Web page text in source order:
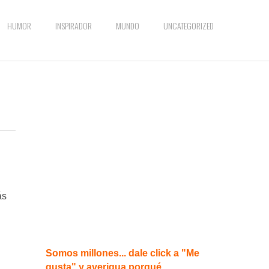
HUMOR INSPIRADOR MUNDO UNCATEGORIZED
Somos millones... dale click a "Me
gusta" y averigua porqué